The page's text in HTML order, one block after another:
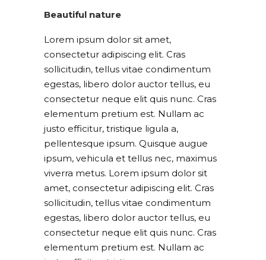
Beautiful nature
Lorem ipsum dolor sit amet,
consectetur adipiscing elit. Cras
sollicitudin, tellus vitae condimentum
egestas, libero dolor auctor tellus, eu
consectetur neque elit quis nunc. Cras
elementum pretium est. Nullam ac
justo efficitur, tristique ligula a,
pellentesque ipsum. Quisque augue
ipsum, vehicula et tellus nec, maximus
viverra metus. Lorem ipsum dolor sit
amet, consectetur adipiscing elit. Cras
sollicitudin, tellus vitae condimentum
egestas, libero dolor auctor tellus, eu
consectetur neque elit quis nunc. Cras
elementum pretium est. Nullam ac